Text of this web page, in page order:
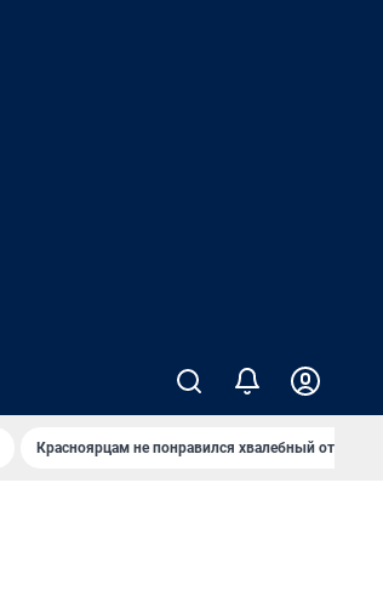
Красноярцам не понравился хвалебный отзыв о